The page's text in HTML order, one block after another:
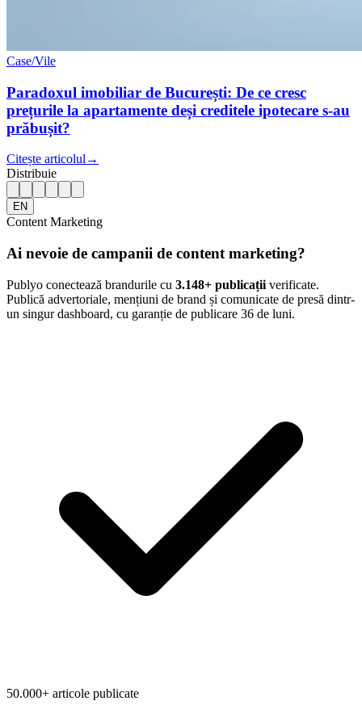
Case/Vile
Paradoxul imobiliar de București: De ce cresc
prețurile la apartamente deși creditele ipotecare s-au
prăbușit?
Citește articolul→
Distribuie
EN
Content Marketing
Ai nevoie de campanii de content marketing?
Publyo conectează brandurile cu 3.148+ publicații verificate.
Publică advertoriale, mențiuni de brand și comunicate de presă dintr-
un singur dashboard, cu garanție de publicare 36 de luni.
50.000+ articole publicate